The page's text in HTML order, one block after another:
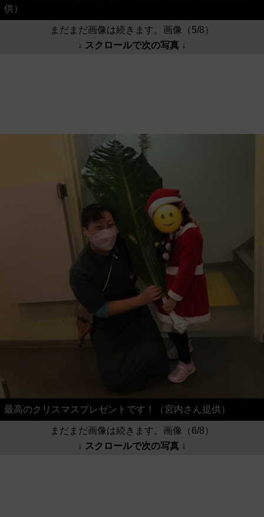
供）
まだまだ画像は続きます。画像（5/8）
↓ スクロールで次の写真 ↓
最高のクリスマスプレゼントです！（宮内さん提供）
まだまだ画像は続きます。画像（6/8）
↓ スクロールで次の写真 ↓